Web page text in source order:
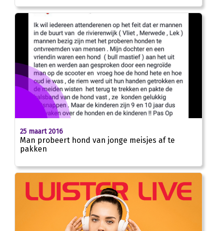
25 maart 2016
Man probeert hond van jonge meisjes af te
pakken